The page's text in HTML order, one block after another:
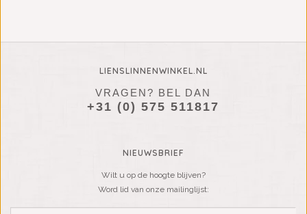
LIENSLINNENWINKEL.NL
VRAGEN? BEL DAN
+31 (0) 575 511817
NIEUWSBRIEF
Wilt u op de hoogte blijven?
Word lid van onze mailinglijst: